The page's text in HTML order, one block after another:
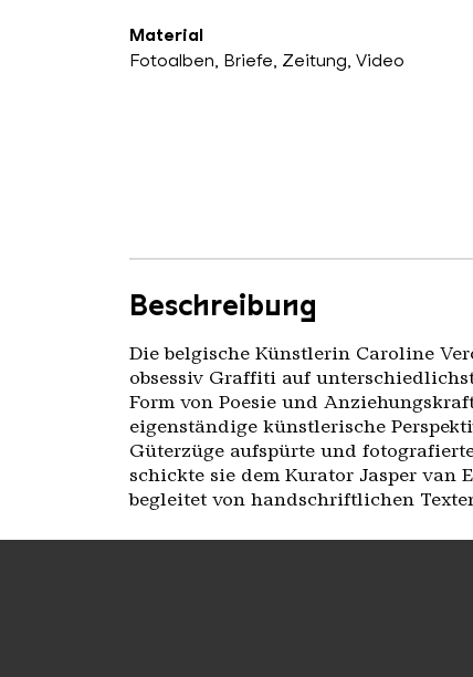
Material
Fotoalben, Briefe, Zeitung, Video
Beschreibung
Die belgische Künstlerin Caroline
obsessiv Graffiti auf
Form von Poesie und
eigenständige künstlerische
Güterzüge aufspürte und
schickte sie dem Kurator Jasper van
begleitet von handschriftlichen